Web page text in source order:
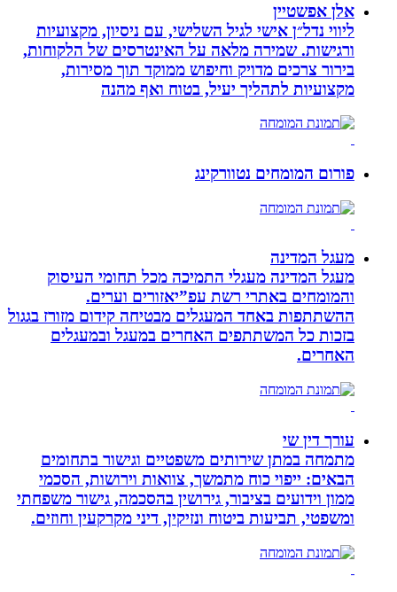
אלן אפשטיין
ליווי נדל״ן אישי לגיל השלישי, עם ניסיון, מקצועיות
ורגישות. שמירה מלאה על האינטרסים של הלקוחות,
בירור צרכים מדויק וחיפוש ממוקד תוך מסירות,
מקצועיות לתהליך יעיל, בטוח ואף מהנה
פורום המומחים נטוורקינג
מעגל המדינה
מעגל המדינה מעגלי התמיכה מכל תחומי העיסוק
והמומחים באתרי רשת עפ”יאזורים וערים.
ההשתתפות באחד המעגלים מבטיחה קידום מזורז בגגול
בזכות כל המשתתפים האחרים במעגל ובמעגלים
האחרים.
עורך דין שי
מתמחה במתן שירותים משפטיים וגישור בתחומים
הבאים: ייפוי כוח מתמשך, צוואות וירושות, הסכמי
ממון וידועים בציבור, גירושין בהסכמה, גישור משפחתי
ומשפטי, תביעות ביטוח ונזיקין, דיני מקרקעין וחוזים.